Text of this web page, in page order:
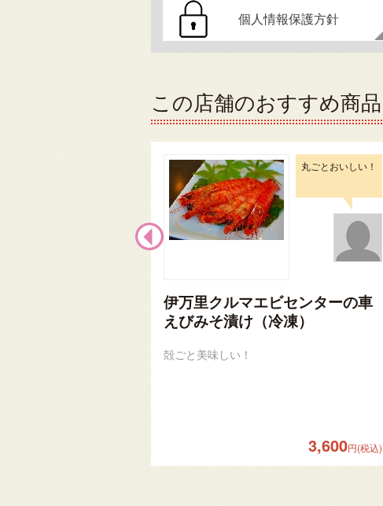
個人情報保護方針
この店舗のおすすめ商品
丸ごとおいしい！
伊万里クルマエビセンターの車
えびみそ漬け（冷凍）
殻ごと美味しい！
3,600円(税込)